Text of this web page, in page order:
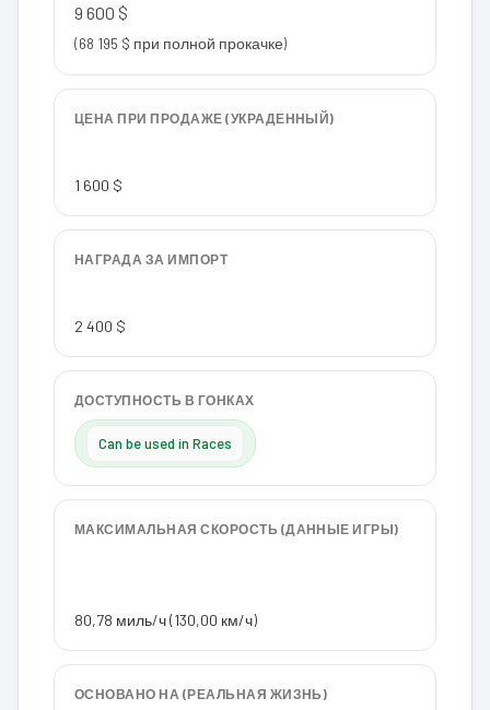
9 600 $
(68 195 $ при полной прокачке)
ЦЕНА ПРИ ПРОДАЖЕ (УКРАДЕННЫЙ)
1 600 $
НАГРАДА ЗА ИМПОРТ
2 400 $
ДОСТУПНОСТЬ В ГОНКАХ
Can be used in Races
МАКСИМАЛЬНАЯ СКОРОСТЬ (ДАННЫЕ ИГРЫ)
80,78 миль/ч (130,00 км/ч)
ОСНОВАНО НА (РЕАЛЬНАЯ ЖИЗНЬ)